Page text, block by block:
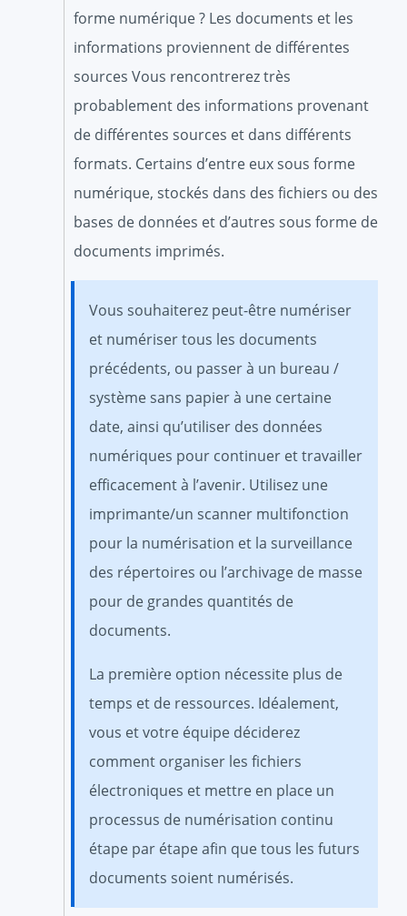
forme numérique ? Les documents et les
informations proviennent de différentes
sources Vous rencontrerez très
probablement des informations provenant
de différentes sources et dans différents
formats. Certains d’entre eux sous forme
numérique, stockés dans des fichiers ou des
bases de données et d’autres sous forme de
documents imprimés.
Vous souhaiterez peut-être numériser
et numériser tous les documents
précédents, ou passer à un bureau /
système sans papier à une certaine
date, ainsi qu’utiliser des données
numériques pour continuer et travailler
efficacement à l’avenir. Utilisez une
imprimante/un scanner multifonction
pour la numérisation et la surveillance
des répertoires ou l’archivage de masse
pour de grandes quantités de
documents.
La première option nécessite plus de
temps et de ressources. Idéalement,
vous et votre équipe déciderez
comment organiser les fichiers
électroniques et mettre en place un
processus de numérisation continu
étape par étape afin que tous les futurs
documents soient numérisés.